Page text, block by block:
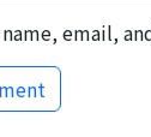
name, email,